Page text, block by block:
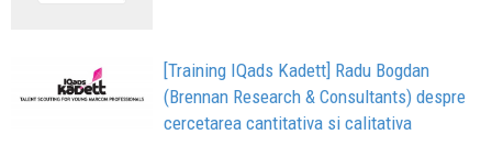
[Training IQads Kadett] Radu Bogdan
(Brennan Research & Consultants) despre
cercetarea cantitativa si calitativa